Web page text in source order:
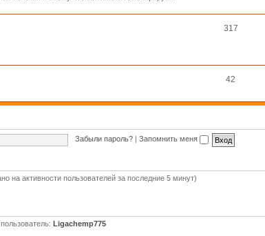
317
42
Забыли пароль? Запомнить меня
на активности пользователей за последние 5 минут)
Ligachemp775